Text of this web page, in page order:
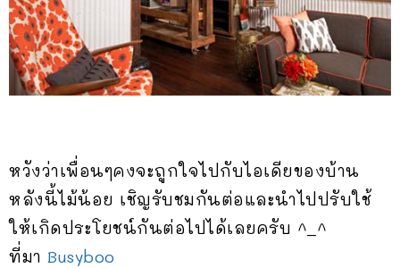
หวังว่าเพื่อนๆคงจะถูกใจไปกับไอเดียของบ้าน
หลังนี้ไม้น้อย เชิญรับชมกันต่อและนำไปปรับใช้
ให้เกิดประโยชน์กันต่อไปได้เลยครับ ^_^
ที่มา Busyboo